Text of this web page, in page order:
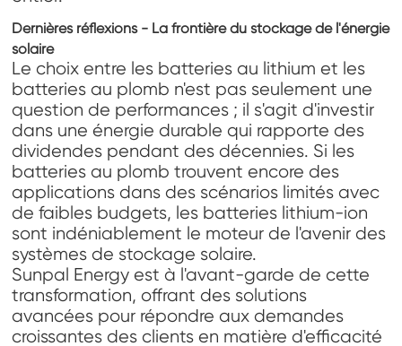
Dernières réflexions - La frontière du stockage de l'énergie
solaire
Le choix entre les batteries au lithium et les
batteries au plomb n'est pas seulement une
question de performances ; il s'agit d'investir
dans une énergie durable qui rapporte des
dividendes pendant des décennies. Si les
batteries au plomb trouvent encore des
applications dans des scénarios limités avec
de faibles budgets, les batteries lithium-ion
sont indéniablement le moteur de l'avenir des
systèmes de stockage solaire.
Sunpal Energy est à l'avant-garde de cette
transformation, offrant des solutions
avancées pour répondre aux demandes
croissantes des clients en matière d'efficacité